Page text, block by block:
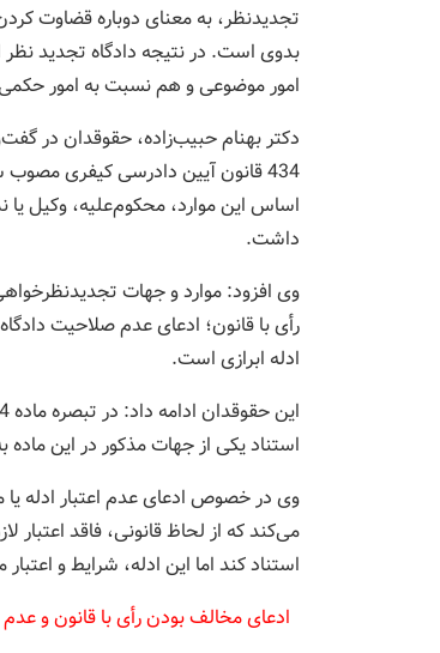
تجدیدنظر، به معنای دوباره قضاوت
بدوی است. در نتیجه دادگاه تجدید
امور موضوعی و هم نسبت به امور
دکتر بهنام حبیب‌زاده، حقوقدان در
اساس این موارد، محکوم‌علیه، وکیل
داشت.
وی افزود: موارد و جهات
رأی با قانون؛ ادعای عدم صلاحیت
ادله ابرازی است.
استناد یکی از جهات مذکور در این
وی در خصوص ادعای عدم اعتبار ادله یا
می‌کند که از لحاظ قانونی، فاقد اعتبار
استناد کند اما این ادله، شرایط و
ادعای مخالف بودن رأی با قانون و